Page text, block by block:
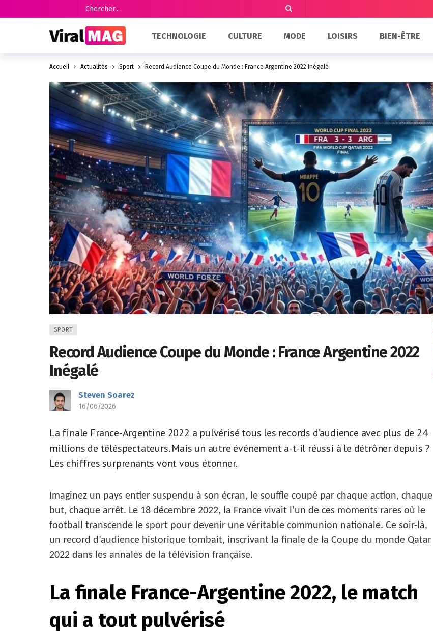
TECHNOLOGIE CULTURE MODE LOISIRS BIEN-ÊTRE
Accueil Actualités Sport Record Audience Coupe du Monde : France Argentine 2022 Inégalé
SPORT
Record Audience Coupe du Monde : France Argentine 2022
Inégalé
Steven Soarez
16/06/2026
La finale France-Argentine 2022 a pulvérisé tous les records d’audience avec plus de 24
millions de téléspectateurs. Mais un autre événement a-t-il réussi à le détrôner depuis ?
Les chiffres surprenants vont vous étonner.
Imaginez un pays entier suspendu à son écran, le souffle coupé par chaque action, chaque
but, chaque arrêt. Le 18 décembre 2022, la France vivait l’un de ces moments rares où le
football transcende le sport pour devenir une véritable communion nationale. Ce soir-là,
un record d’audience historique tombait, inscrivant la finale de la Coupe du monde Qatar
2022 dans les annales de la télévision française.
La finale France-Argentine 2022, le match
qui a tout pulvérisé